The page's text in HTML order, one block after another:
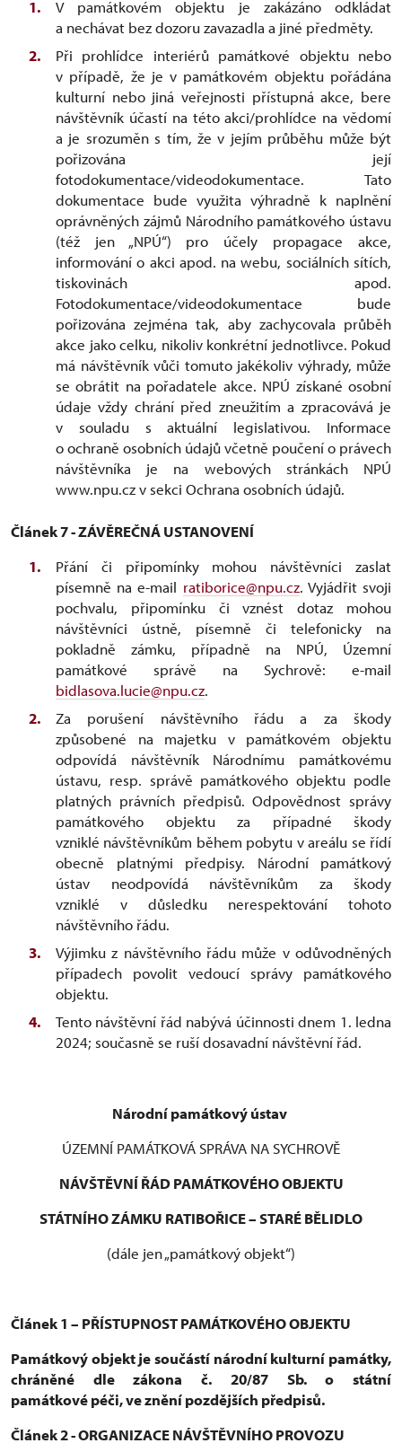
V památkovém objektu je zakázáno odkládat
a nechávat bez dozoru zavazadla a jiné předměty.
Při prohlídce interiérů památkové objektu nebo
v případě, že je v památkovém objektu pořádána
kulturní nebo jiná veřejnosti přístupná akce, bere
návštěvník účastí na této akci/prohlídce na vědomí
a je srozuměn s tím, že v jejím průběhu může být
pořizována její
fotodokumentace/videodokumentace. Tato
dokumentace bude využita výhradně k naplnění
oprávněných zájmů Národního památkového ústavu
(též jen „NPÚ“) pro účely propagace akce,
informování o akci apod. na webu, sociálních sítích,
tiskovinách apod.
Fotodokumentace/videodokumentace bude
pořizována zejména tak, aby zachycovala průběh
akce jako celku, nikoliv konkrétní jednotlivce. Pokud
má návštěvník vůči tomuto jakékoliv výhrady, může
se obrátit na pořadatele akce. NPÚ získané osobní
údaje vždy chrání před zneužitím a zpracovává je
v souladu s aktuální legislativou. Informace
o ochraně osobních údajů včetně poučení o právech
návštěvníka je na webových stránkách NPÚ
www.npu.cz v sekci Ochrana osobních údajů.
Článek 7 - ZÁVĚREČNÁ USTANOVENÍ
Přání či připomínky mohou návštěvníci zaslat
písemně na e-mail ratiborice@npu.cz. Vyjádřit svoji
pochvalu, připomínku či vznést dotaz mohou
návštěvníci ústně, písemně či telefonicky na
pokladně zámku, případně na NPÚ, Územní
památkové správě na Sychrově: e-mail
bidlasova.lucie@npu.cz.
Za porušení návštěvního řádu a za škody
způsobené na majetku v památkovém objektu
odpovídá návštěvník Národnímu památkovému
ústavu, resp. správě památkového objektu podle
platných právních předpisů. Odpovědnost správy
památkového objektu za případné škody
vzniklé návštěvníkům během pobytu v areálu se řídí
obecně platnými předpisy. Národní památkový
ústav neodpovídá návštěvníkům za škody
vzniklé v důsledku nerespektování tohoto
návštěvního řádu.
Výjimku z návštěvního řádu může v odůvodněných
případech povolit vedoucí správy památkového
objektu.
Tento návštěvní řád nabývá účinnosti dnem 1. ledna
2024; současně se ruší dosavadní návštěvní řád.
Národní památkový ústav
ÚZEMNÍ PAMÁTKOVÁ SPRÁVA NA SYCHROVĚ
NÁVŠTĚVNÍ ŘÁD PAMÁTKOVÉHO OBJEKTU
STÁTNÍHO ZÁMKU RATIBOŘICE – STARÉ BĚLIDLO
(dále jen „památkový objekt“)
Článek 1 – PŘÍSTUPNOST PAMÁTKOVÉHO OBJEKTU
Památkový objekt je součástí národní kulturní památky,
chráněné dle zákona č. 20/87 Sb. o státní
památkové péči, ve znění pozdějších předpisů.
Článek 2 - ORGANIZACE NÁVŠTĚVNÍHO PROVOZU